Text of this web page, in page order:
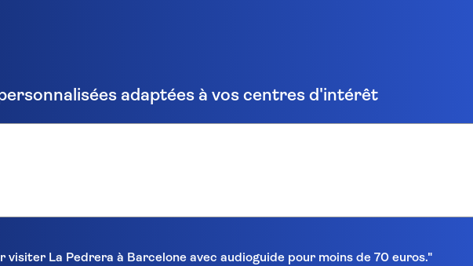
adaptées à vos centres d'intérêt
visiter La Pedrera à Barcelone avec audioguide pour moins de 70 euros."